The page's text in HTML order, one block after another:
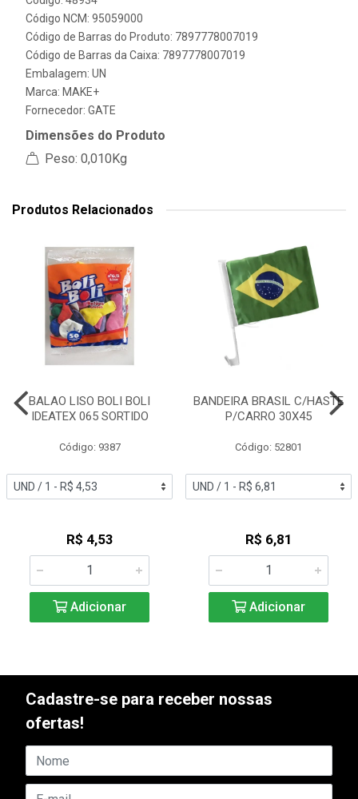
Código NCM: 95059000
Código de Barras do Produto: 7897778007019
Código de Barras da Caixa: 7897778007019
Embalagem: UN
Marca: MAKE+
Fornecedor: GATE
Dimensões do Produto
Peso: 0,010Kg
Produtos Relacionados
BALAO LISO BOLI BOLI
IDEATEX 065 SORTIDO
Código: 9387
R$ 4,53
Adicionar
BANDEIRA BRASIL C/HASTE
P/CARRO 30X45
Código: 52801
R$ 6,81
Adicionar
Cadastre-se para receber nossas
ofertas!